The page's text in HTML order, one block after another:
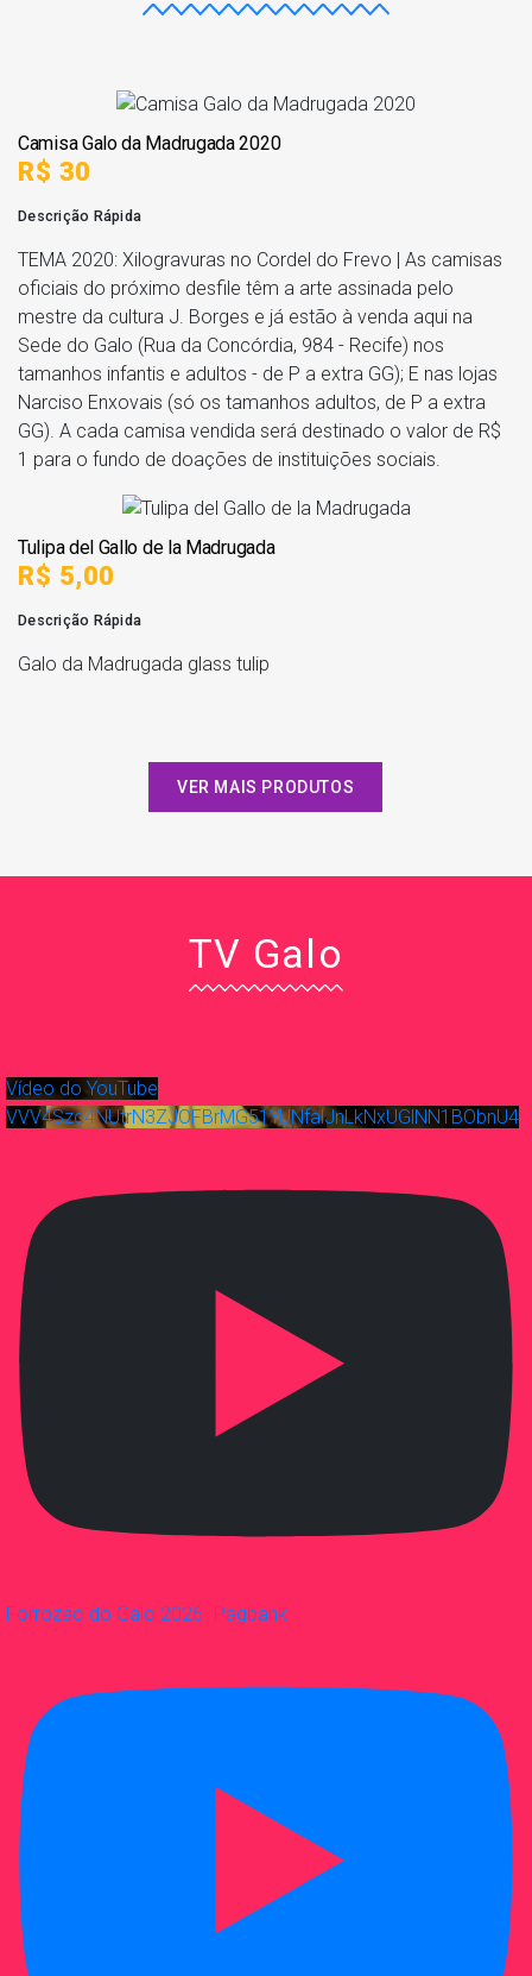
Camisa Galo da Madrugada 2020
R$ 30
Descrição Rápida
TEMA 2020: Xilogravuras no Cordel do Frevo | As camisas
oficiais do próximo desfile têm a arte assinada pelo
mestre da cultura J. Borges e já estão à venda aqui na
Sede do Galo (Rua da Concórdia, 984 - Recife) nos
tamanhos infantis e adultos - de P a extra GG); E nas lojas
Narciso Enxovais (só os tamanhos adultos, de P a extra
GG). A cada camisa vendida será destinado o valor de R$
1 para o fundo de doações de instituições sociais.
Tulipa del Gallo de la Madrugada
R$ 5,00
Descrição Rápida
Galo da Madrugada glass tulip
VER MAIS PRODUTOS
TV Galo
Vídeo do YouTube
VVV4Szd4NUtrN3ZJOFBrMG51YUNfalJnLkNxUGlNN1BObnU4
Forrozão do Galo 2026- Pagbank